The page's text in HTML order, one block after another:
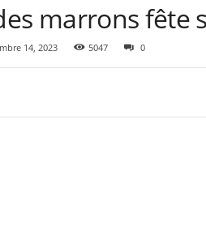
marrons fête
14, 2023 5047 0